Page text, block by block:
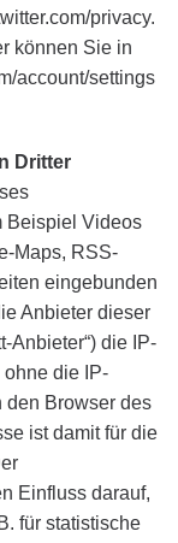
privacy.
können Sie in
account/settings
Dritter
Beispiel Videos
Maps, RSS-
eingebunden
Anbieter dieser
Anbieter“) die IP-
die IP-
den Browser des
ist damit für die
Einfluss darauf,
für statistische